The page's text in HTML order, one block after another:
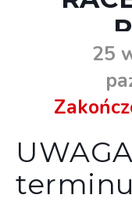
25
terminu